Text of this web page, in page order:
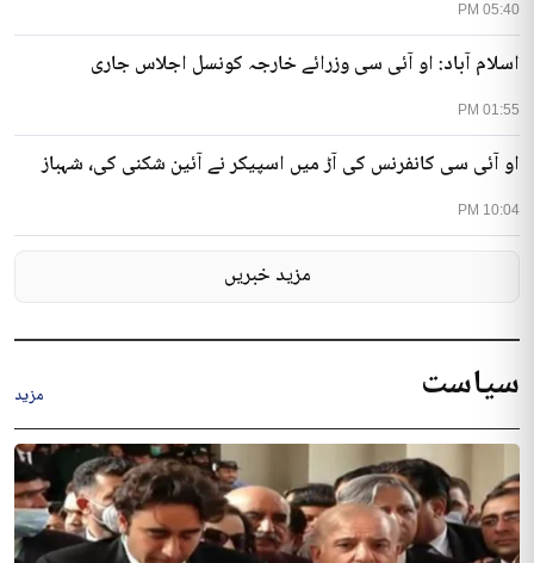
05:40 PM
01:55 PM
اسلام آباد: او آئی سی وزرائے خارجہ کونسل اجلاس جاری
10:04 PM
او آئی سی کانفرنس کی آڑ میں اسپیکر نے آئین شکنی کی، شہباز
مزید خبریں
سیاست مزید